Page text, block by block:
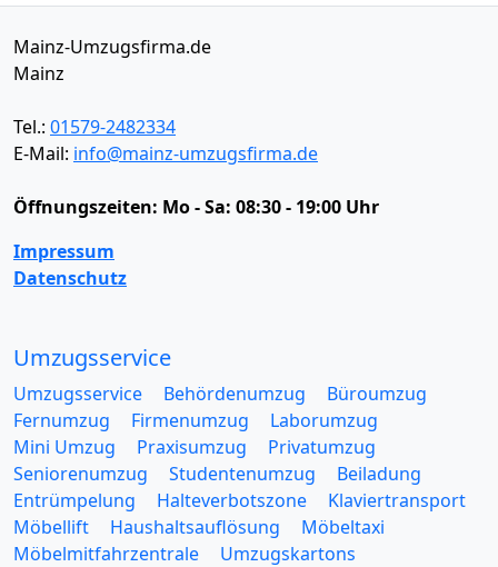
Mainz-Umzugsfirma.de
Mainz
Tel.: 01579-2482334
E-Mail: info@mainz-umzugsfirma.de
Öffnungszeiten: Mo - Sa: 08:30 - 19:00 Uhr
Impressum
Datenschutz
Umzugsservice
Umzugsservice Behördenumzug
Büroumzug
Fernumzug
Firmenumzug
Laborumzug
Mini Umzug
Praxisumzug
Privatumzug
Seniorenumzug
Studentenumzug
Beiladung
Entrümpelung
Halteverbotszone
Klaviertransport
Möbellift
Haushaltsauflösung
Möbeltaxi
Möbelmitfahrzentrale
Umzugskartons